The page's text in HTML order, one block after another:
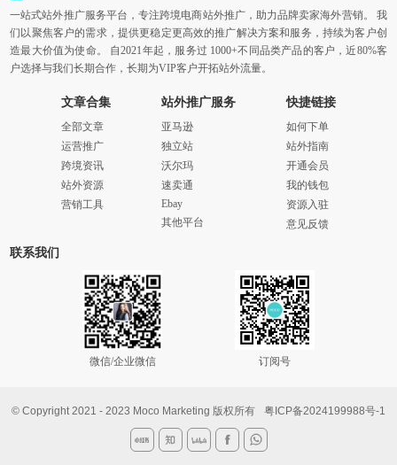
一站式站外推广服务平台，专注跨境电商站外推广，助力品牌卖家海外营销。 我
们以聚焦客户的需求，提供更稳定更高效的推广解决方案和服务，持续为客户创
造最大价值为使命。 自2021年起，服务过 1000+不同品类产品的客户，近80%客
户选择与我们长期合作，长期为VIP客户开拓站外流量。
文章合集
全部文章
运营推广
跨境资讯
站外资源
营销工具
站外推广服务
亚马逊
独立站
沃尔玛
速卖通
Ebay
其他平台
快捷链接
如何下单
站外指南
开通会员
我的钱包
资源入驻
意见反馈
联系我们
微信/企业微信 订阅号
© Copyright 2021 - 2023 Moco Marketing 版权所有 粤ICP备2024199988号-1